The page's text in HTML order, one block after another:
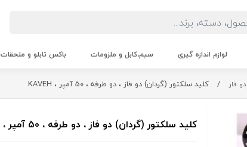
لوازم اندازه گیری سیم،کابل و ملزومات باکس تابلو و ملحقات
دو فاز / کلید سلکتور (گردان) دو فاز ، دو طرفه ، 50 آمپر ، KAVEH
کلید سلکتور (گردان) دو فاز ، دو طرفه ، 50 آمپر ، KAVEH